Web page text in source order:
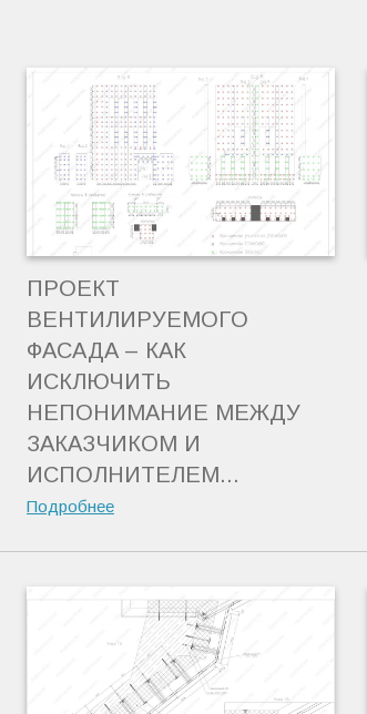
ПРОЕКТ
ВЕНТИЛИРУЕМОГО
ФАСАДА – КАК
ИСКЛЮЧИТЬ
НЕПОНИМАНИЕ МЕЖДУ
ЗАКАЗЧИКОМ И
ИСПОЛНИТЕЛЕМ...
Подробнее